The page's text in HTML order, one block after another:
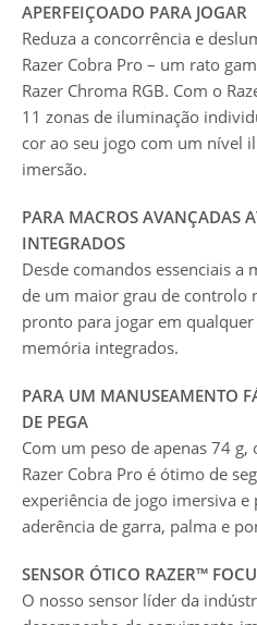
APERFEIÇOADO PARA JOGAR
Reduza a concorrência e
Razer Cobra Pro – um rato
Razer Chroma RGB. Com o
11 zonas de iluminação
cor ao seu jogo com um nível
imersão.
PARA MACROS AVANÇADAS
INTEGRADOS
Desde comandos essenciais a
de um maior grau de controlo
pronto para jogar em
memória integrados.
PARA UM MANUSEAMENTO
DE PEGA
Com um peso de apenas 74
Razer Cobra Pro é ótimo de
experiência de jogo imersiva
aderência de garra, palma e
SENSOR ÓTICO RAZER™
O nosso sensor líder da